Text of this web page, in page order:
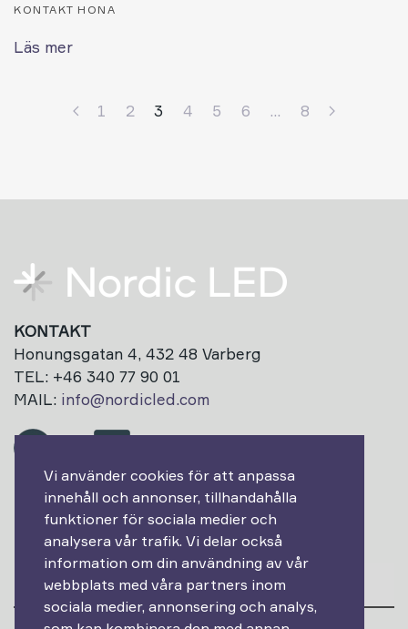
Vi använder cookies för att anpassa
innehåll och annonser, tillhandahålla
funktioner för sociala medier och
analysera vår trafik. Vi delar också
information om din användning av vår
webbplats med våra partners inom
sociala medier, annonsering och analys,
KONTAKT HONA
Läs mer
1 2 3 4 5 6 … 8
KONTAKT
Honungsgatan 4, 432 48 Varberg
TEL: +46 340 77 90 01
MAIL: info@nordicled.com
Prenumerera på vårt nyhetsbrev!
Epost